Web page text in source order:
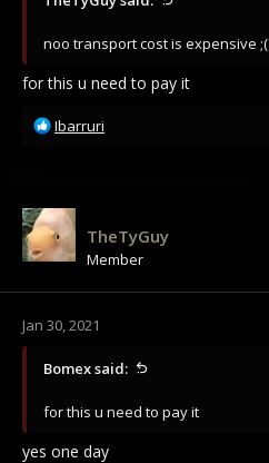
noo transport cost is expensive ;(
for this u need to pay it
R
t
i
o
n
Ibarruri
TheTyGuy
Member
Jan 30, 2021
Bomex said:
for this u need to pay it
yes one day